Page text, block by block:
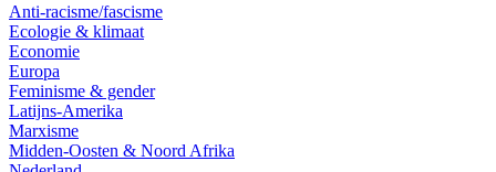
Anti-racisme/fascisme
Ecologie & klimaat
Economie
Europa
Feminisme & gender
Latijns-Amerika
Marxisme
Midden-Oosten & Noord Afrika